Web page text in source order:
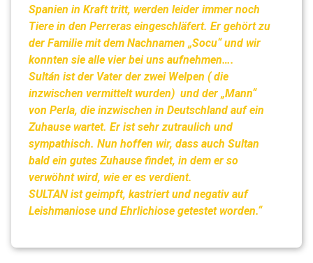
Spanien in Kraft tritt, werden leider immer noch
Tiere in den Perreras eingeschläfert. Er gehört zu
der Familie mit dem Nachnamen „Socu“ und wir
konnten sie alle vier bei uns aufnehmen….
Sultán ist der Vater der zwei Welpen ( die
inzwischen vermittelt wurden) und der „Mann“
von Perla, die inzwischen in Deutschland auf ein
Zuhause wartet. Er ist sehr zutraulich und
sympathisch. Nun hoffen wir, dass auch Sultan
bald ein gutes Zuhause findet, in dem er so
verwöhnt wird, wie er es verdient.
SULTAN ist geimpft, kastriert und negativ auf
Leishmaniose und Ehrlichiose getestet worden.“